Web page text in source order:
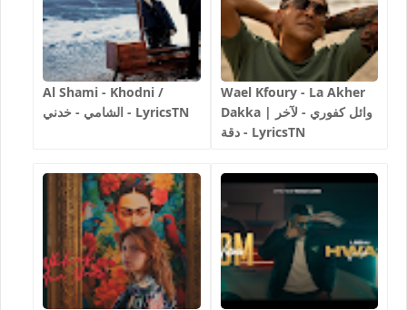
Al Shami - Khodni /
الشامي - خدني - LyricsTN
Wael Kfoury - La Akher
Dakka | وائل كفوري - لآخر
دقة - LyricsTN